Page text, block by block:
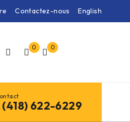
Contactez-nous English
0 0
(418) 622-6229